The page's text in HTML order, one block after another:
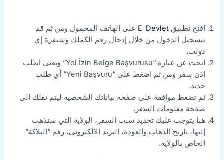
افتح تطبيقE-Devlet على الهاتف المحمول ومن ثم قم
بتسجيل الدخول من خلال إدخال رقم الكملك وشيفرة إي
دولت.
ابحث عن عبارة “Yol İzin Belge Başvurusu” وتعني اطلب
إذن سفر ومن ثم اضغط على “Yeni Başvuru” أي طلب
جديد.
ثم تضغط موافقة على صفحة بياناتك الشخصية ليتم نقلك الى
صفحة معلومات السفر.
هنا يتوجب عليك تحديد سبب السفر، الولاية التي ستذهب
إليها، تاريخ الذهاب والعودة، البريد الالكتروني، رقم “البلاكة”
الخاص بالولاية.